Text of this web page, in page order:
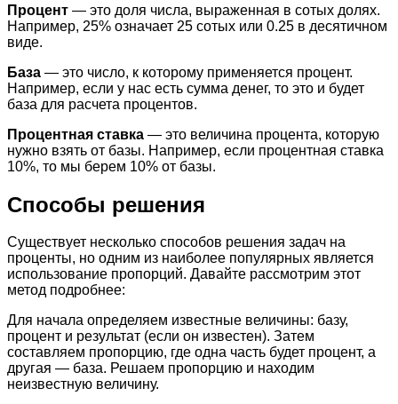
Процент — это доля числа, выраженная в сотых долях.
Например, 25% означает 25 сотых или 0.25 в десятичном
виде.
База — это число, к которому применяется процент.
Например, если у нас есть сумма денег, то это и будет
база для расчета процентов.
Процентная ставка — это величина процента, которую
нужно взять от базы. Например, если процентная ставка
10%, то мы берем 10% от базы.
Способы решения
Существует несколько способов решения задач на
проценты, но одним из наиболее популярных является
использование пропорций. Давайте рассмотрим этот
метод подробнее:
Для начала определяем известные величины: базу,
процент и результат (если он известен). Затем
составляем пропорцию, где одна часть будет процент, а
другая — база. Решаем пропорцию и находим
неизвестную величину.